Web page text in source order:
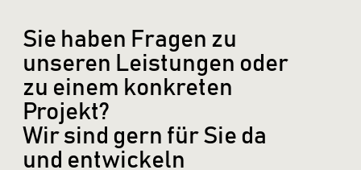
Sie haben Fragen zu
unseren Leistungen oder
zu einem konkreten
Projekt?
Wir sind gern für Sie da
und entwickeln